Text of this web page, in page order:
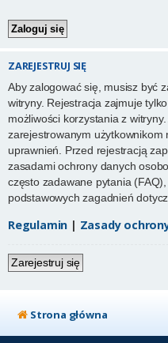
ZAREJESTRUJ SIĘ
Aby zalogować się, musisz być
witryny. Rejestracja zajmuje
możliwości korzystania z
zarejestrowanym użytkownikom
uprawnień. Przed rejestracją
zasadami ochrony danych
często zadawane pytania
podstawowych zagadnień
Regulamin | Zasady
Zarejestruj się
Strona główna